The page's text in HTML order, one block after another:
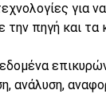
για
πηγή και τα
ανάλυση,